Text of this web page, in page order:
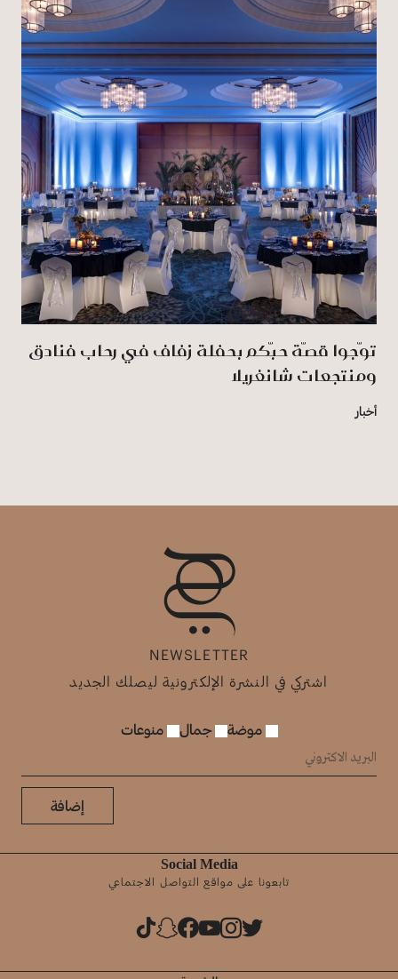
توّجوا قصّة حبّكم بحفلة زفاف في رِحاب فنادق
ومنتجعات شانغريلا
أخبار
NEWSLETTER
اشتركي في النشرة الإلكترونية ليصلك الجديد
موضة جمال منوعات
إضافة
Social Media
تابعونا على مواقع التواصل الاجتماعي